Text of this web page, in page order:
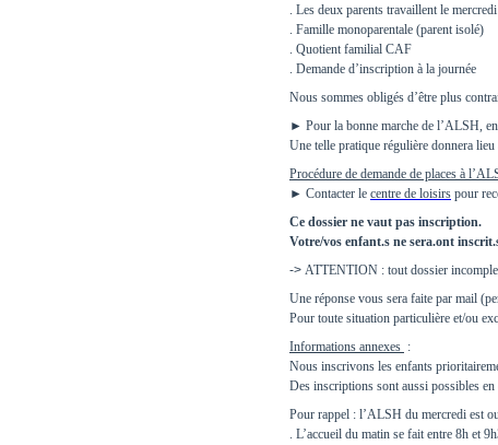
. Les deux parents travaillent le mercredi
. Famille monoparentale (parent isolé)
. Quotient familial CAF
. Demande d’inscription à la journée
Nous sommes obligés d’être plus
► Pour la bonne marche de l’ALSH,
Une telle pratique régulière donnera
Procédure de demande de places à
► Contacter le centre de loisirs pour
Ce dossier ne vaut pas inscription.
Votre/vos enfant.s ne sera.ont
-> ATTENTION : tout dossier
Une réponse vous sera faite par mail
Pour toute situation particulière et/ou
Informations annexes :
Nous inscrivons les enfants
Des inscriptions sont aussi possibles
Pour rappel : l’ALSH du mercredi est
. L’accueil du matin se fait entre 8h et